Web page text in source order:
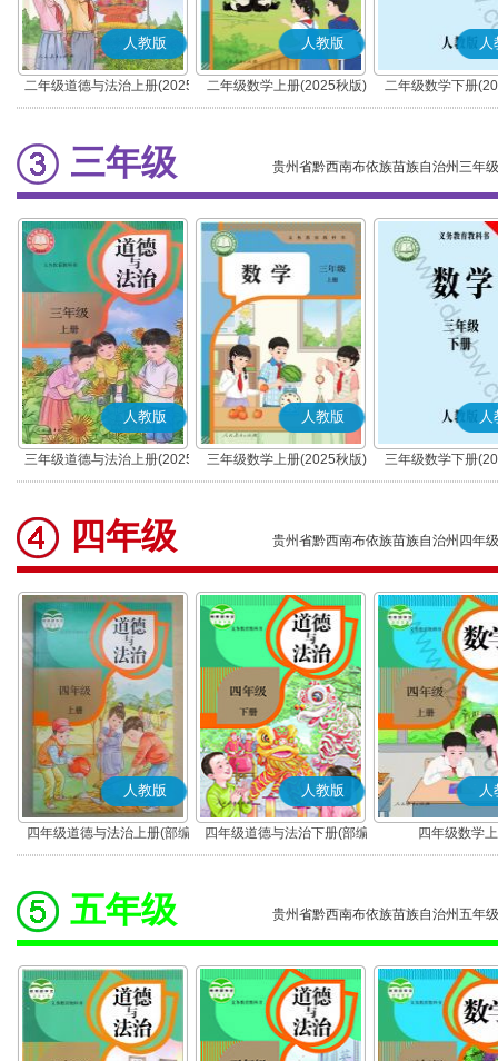
人教版
二年级道德与法治上册(2025
秋版)(部编版)
人教版
二年级数学上册(2025秋版)
人
二年级数学下册
三年级 贵州省黔西南布依族苗族自治州三年
人教版
三年级道德与法治上册(2025
秋版)(部编版)
人教版
三年级数学上册(2025秋版)
人
三年级数学下册
四年级 贵州省黔西南布依族苗族自治州四年
人教版
四年级道德与法治上册(部编
版)
人教版
四年级道德与法治下册(部编
版)
人
四年级数学
五年级 贵州省黔西南布依族苗族自治州五年